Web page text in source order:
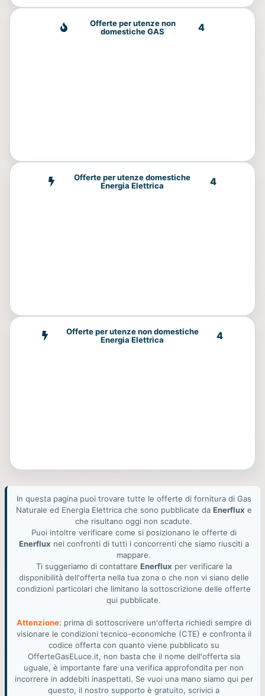
Offerte per utenze non
domestiche GAS
4
Offerte per utenze domestiche
Energia Elettrica
4
Offerte per utenze non domestiche
Energia Elettrica
4
In questa pagina puoi trovare tutte le offerte di fornitura di Gas
Naturale ed Energia Elettrica che sono pubblicate da Enerflux e
che risultano oggi non scadute.
Puoi intoltre verificare come si posizionano le offerte di
Enerflux nei confronti di tutti i concorrenti che siamo riusciti a
mappare.
Ti suggeriamo di contattare Enerflux per verificare la
disponibilità dell'offerta nella tua zona o che non vi siano delle
condizioni particolari che limitano la sottoscrizione delle offerte
qui pubblicate.
Attenzione: prima di sottoscrivere un'offerta richiedi sempre di
visionare le condizioni tecnico-economiche (CTE) e confronta il
codice offerta con quanto viene pubblicato su
OfferteGasELuce.it, non basta che il nome dell'offerta sia
uguale, è importante fare una verifica approfondita per non
incorrere in addebiti inaspettati. Se vuoi una mano siamo qui per
questo, il nostro supporto è gratuito, scrivici a